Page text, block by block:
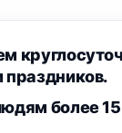
более 15